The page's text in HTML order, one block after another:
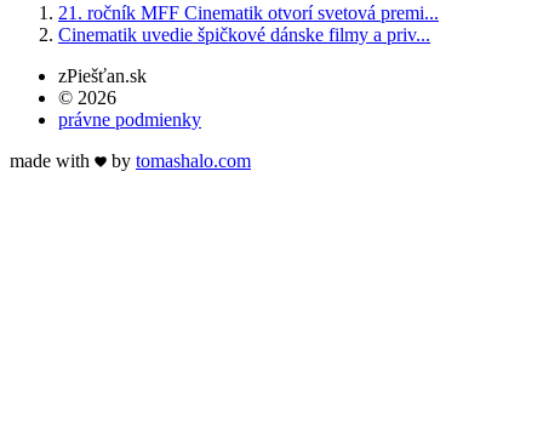
21. ročník MFF Cinematik otvorí svetová premi...
Cinematik uvedie špičkové dánske filmy a priv...
zPiešťan.sk
© 2026
právne podmienky
made with
by tomashalo.com